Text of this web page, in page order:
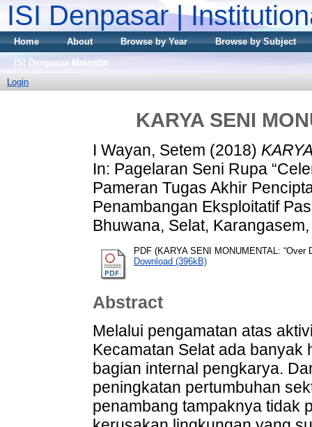
ISI Denpasar |
Home About Browse by Year
Browse by Subject
ISI Denpasar Mainsite
Login
KARYA SENI
I Wayan, Setem (2018)
In: Pagelaran Seni Rupa
Pameran Tugas Akhir
Penambangan Eksploitatif
Bhuwana, Selat,
PDF (KARYA SENI MONUMENTAL: “Over
Download (396kB)
Abstract
Melalui pengamatan atas
Kecamatan Selat ada banyak
bagian internal pengkarya.
peningkatan pertumbuhan
penambang tampaknya tidak